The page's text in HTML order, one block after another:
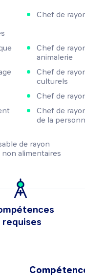
Chef de
Chef de
animalerie
Chef de
culturels
Chef de
Chef de
de la
de rayon
alimentaires
requises